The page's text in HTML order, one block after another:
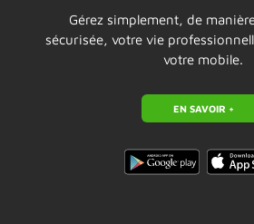
Gérez simplement, de
sécurisée, votre vie
votre mobile.
EN SAVOIR +